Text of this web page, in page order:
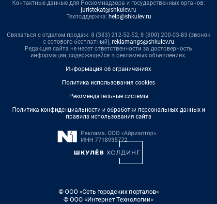
Контактные данные для Роскомнадзора и государственных органов:
juristekat@shkulev.ru
Техподдержка: help@shkulev.ru
Связаться с отделом продаж: 8 (383) 212-52-52, 8 (800) 200-03-83 (звонок
с сотового бесплатный), reklamangs@shkulev.ru
Редакция сайта не несет ответственности за достоверность
информации, содержащейся в рекламных объявлениях.
Информация об ограничениях
Политика использования cookies
Рекомендательные системы
Политика конфиденциальности и обработки персональных данных и
правила использования сайта
© ООО «Сеть городских порталов»
© ООО «Интернет Технологии»